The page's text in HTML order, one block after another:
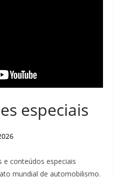
especiais
e conteúdos especiais
mundial de automobilismo.